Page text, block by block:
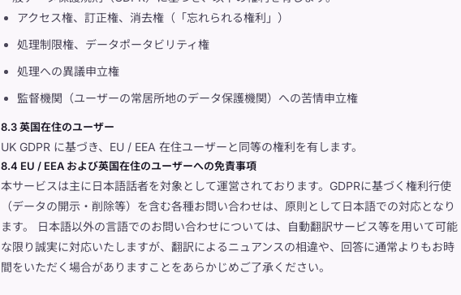
アクセス権、訂正権、消去権（「忘れられる権利」）
処理制限権、データポータビリティ権
処理への異議申立権
監督機関（ユーザーの常居所地のデータ保護機関）への苦情申立権
8.3 英国在住のユーザー
UK GDPR に基づき、EU / EEA 在住ユーザーと同等の権利を有します。
8.4 EU / EEA および英国在住のユーザーへの免責事項
本サービスは主に日本語話者を対象として運営されております。GDPRに基づく権利行使
（データの開示・削除等）を含む各種お問い合わせは、原則として日本語での対応となり
ます。 日本語以外の言語でのお問い合わせについては、自動翻訳サービス等を用いて可能
な限り誠実に対応いたしますが、翻訳によるニュアンスの相違や、回答に通常よりもお時
間をいただく場合がありますことをあらかじめご了承ください。